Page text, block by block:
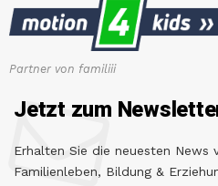
Partner von familiii
Jetzt zum
Erhalten Sie die neuesten News
Familienleben, Bildung &